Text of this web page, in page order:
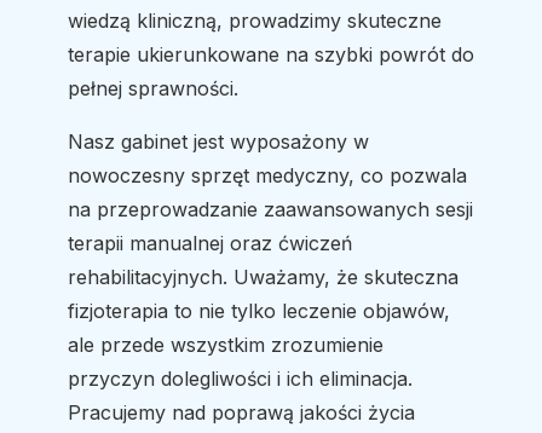
wiedzą kliniczną, prowadzimy skuteczne
terapie ukierunkowane na szybki powrót do
pełnej sprawności.
Nasz gabinet jest wyposażony w
nowoczesny sprzęt medyczny, co pozwala
na przeprowadzanie zaawansowanych sesji
terapii manualnej oraz ćwiczeń
rehabilitacyjnych. Uważamy, że skuteczna
fizjoterapia to nie tylko leczenie objawów,
ale przede wszystkim zrozumienie
przyczyn dolegliwości i ich eliminacja.
Pracujemy nad poprawą jakości życia